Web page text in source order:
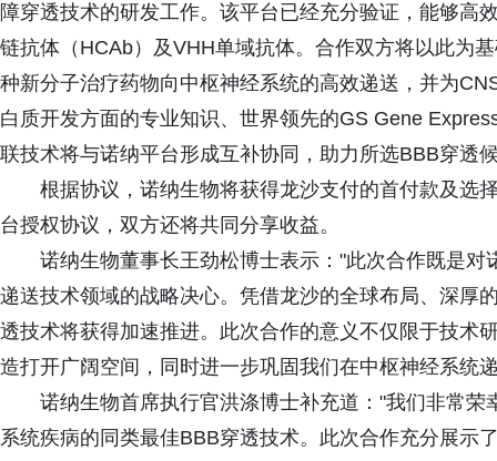
障穿透技术的研发工作。该平台已经充分验证，能够高
链抗体（HCAb）及VHH单域抗体。合作双方将以此为
种新分子治疗药物向中枢神经系统的高效递送，并为
白质开发方面的专业知识、世界领先的GS Gene
联技术将与诺纳平台形成互补协同，助力所选BBB穿透
根据协议，诺纳生物将获得龙沙支付的首付款及选
台授权协议，双方还将共同分享收益。
诺纳生物董事长王劲松博士表示："此次合作既是
递送技术领域的战略决心。凭借龙沙的全球布局、深厚
透技术将获得加速推进。此次合作的意义不仅限于技术
造打开广阔空间，同时进一步巩固我们在中枢神经系统
诺纳生物首席执行官洪涤博士补充道："我们非常
系统疾病的同类最佳BBB穿透技术。此次合作充分展示